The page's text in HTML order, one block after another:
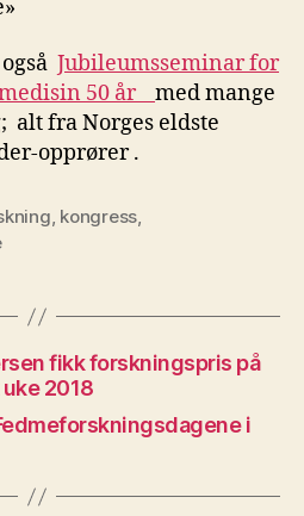
Jubileumsseminar for
50 år med mange
alt fra Norges eldste
opprører .
, kongress,
fikk forskningspris på
2018
i